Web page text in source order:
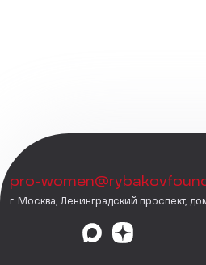
pro-
г. Москва, Ленинградский проспект,